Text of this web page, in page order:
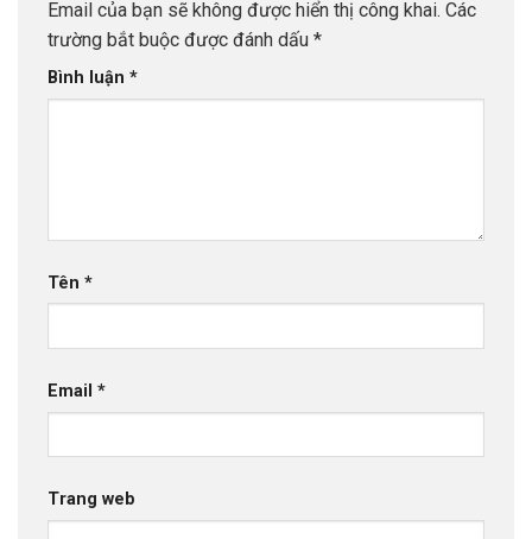
Email của bạn sẽ không được hiển thị công khai. Các
trường bắt buộc được đánh dấu *
Bình luận *
Tên *
Email *
Trang web